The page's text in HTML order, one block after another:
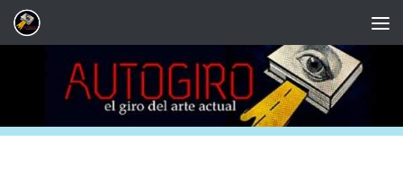
Saltar al contenido